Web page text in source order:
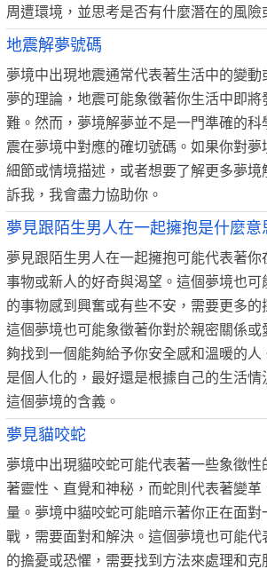
周遭環境，並思考是否有什麼潛在的風險
地震解夢號碼
夢境中出現地震通常代表著生活中的變
夢的理論，地震可能象徵著你生活中即將
難。然而，夢境解夢並不是一門準確的科
震在夢境中對應的確切號碼。如果你對夢
細節或情境描述，或者想要了解更多夢境
訴我，我會盡力協助你。
夢見跟陌生男人在一起擁抱是什麼意
夢見跟陌生男人在一起擁抱可能代表著
事物或新人的好奇與渴望。這個夢境也可
的事物感到興奮或有些不安，需要更多的
這個夢境也可能象徵著你對於親密關係或
夠找到一個能夠給予你安全感和溫暖的人
是個人化的，最好還是根據自己的生活
這個夢境的含義。
夢見貓咬蛇
夢境中出現貓咬蛇可能代表著一些象徵
著靈性、直覺和神秘，而蛇則代表著變革
量。夢境中貓咬蛇可能暗示著你正在面
戰，需要面對和解決。這個夢境也可能代
的擔憂或恐懼，需要找到方法來處理和